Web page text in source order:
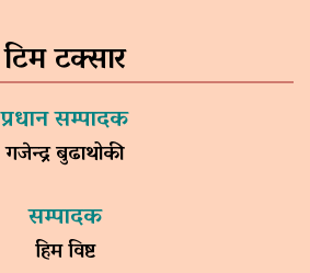
टिम टक्सार
प्रधान सम्पादक
गजेन्द्र बुढाथोकी
सम्पादक
हिम विष्ट